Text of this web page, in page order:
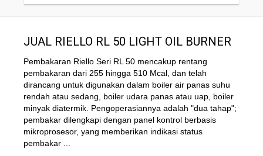
JUAL RIELLO RL 50 LIGHT OIL BURNER
Pembakaran Riello Seri RL 50 mencakup rentang
pembakaran dari 255 hingga 510 Mcal, dan telah
dirancang untuk digunakan dalam boiler air panas suhu
rendah atau sedang, boiler udara panas atau uap, boiler
minyak diatermik. Pengoperasiannya adalah "dua tahap";
pembakar dilengkapi dengan panel kontrol berbasis
mikroprosesor, yang memberikan indikasi status
pembakar ...